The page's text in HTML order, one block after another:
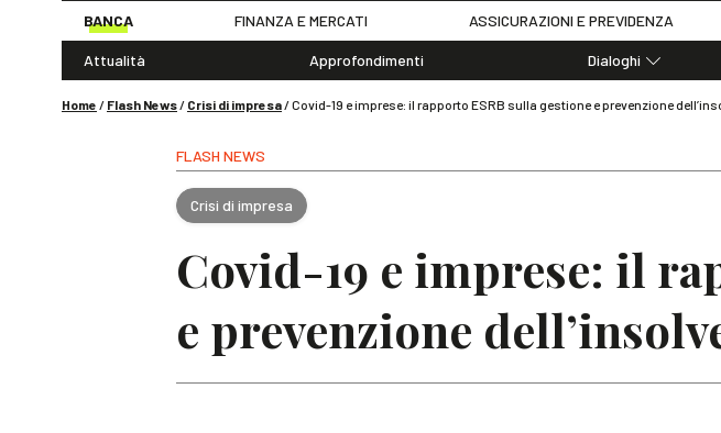
BANCA FINANZA E MERCATI ASSICURAZIONI E PREVIDENZA
Attualità Approfondimenti
Dialoghi
Home / Flash News/ Crisi di impresa/Covid-19 e imprese: il rapporto ESRB sulla gestione e prevenzione
FLASH NEWS
Crisi di impresa
Covid-19 e imprese: il
e prevenzione